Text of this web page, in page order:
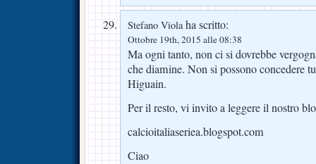
Stefano Violaha scritto:
Ottobre 19th, 2015 alle 08:38
Ma ogni tanto, non ci si dovrebbe
che diamine. Non si possono concedere
Higuain.
Per il resto, vi invito a leggere il nostro
calcioitaliaseriea.blogspot.com
Ciao